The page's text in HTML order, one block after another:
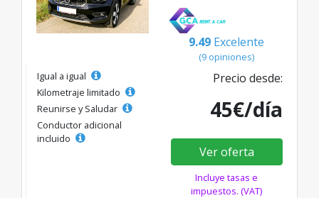
9.49 Excelente
(9 opiniones)
Igual a igual
Kilometraje limitado
Reunirse y Saludar
Conductor adicional
incluido
Precio desde:
45€/día
Ver oferta
Incluye tasas e
impuestos. (VAT)